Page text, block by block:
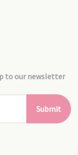
to our newsletter
Submit